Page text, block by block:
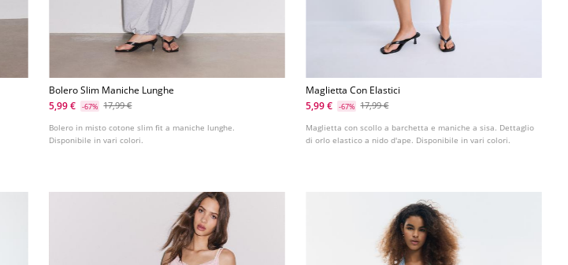
Bolero Slim Maniche Lunghe
5,99 €
-67% 17,99 €
Bolero in misto cotone slim fit a maniche lunghe.
Disponibile in vari colori.
Maglietta Con Elastici
5,99 €
-67% 17,99 €
Maglietta con scollo a barchetta e maniche a sisa. Dettaglio
di orlo elastico a nido d'ape. Disponibile in vari colori.